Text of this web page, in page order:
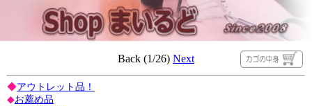
Back (1/26) Next
◆アウトレット品！
◆お薦め品